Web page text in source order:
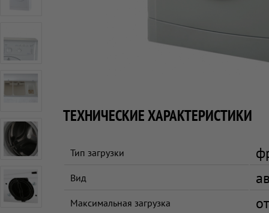
ТЕХНИЧЕСКИЕ ХАРАКТЕРИСТИКИ
Тип загрузки
Вид
Максимальная загрузка